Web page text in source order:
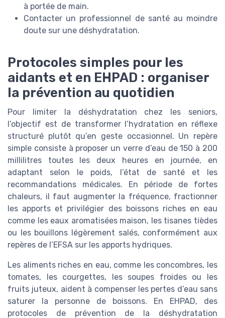
à portée de main.
Contacter un professionnel de santé au moindre
doute sur une déshydratation.
Protocoles simples pour les
aidants et en EHPAD : organiser
la prévention au quotidien
Pour limiter la déshydratation chez les seniors,
l’objectif est de transformer l’hydratation en réflexe
structuré plutôt qu’en geste occasionnel. Un repère
simple consiste à proposer un verre d’eau de 150 à 200
millilitres toutes les deux heures en journée, en
adaptant selon le poids, l’état de santé et les
recommandations médicales. En période de fortes
chaleurs, il faut augmenter la fréquence, fractionner
les apports et privilégier des boissons riches en eau
comme les eaux aromatisées maison, les tisanes tièdes
ou les bouillons légèrement salés, conformément aux
repères de l’EFSA sur les apports hydriques.
Les aliments riches en eau, comme les concombres, les
tomates, les courgettes, les soupes froides ou les
fruits juteux, aident à compenser les pertes d’eau sans
saturer la personne de boissons. En EHPAD, des
protocoles de prévention de la déshydratation